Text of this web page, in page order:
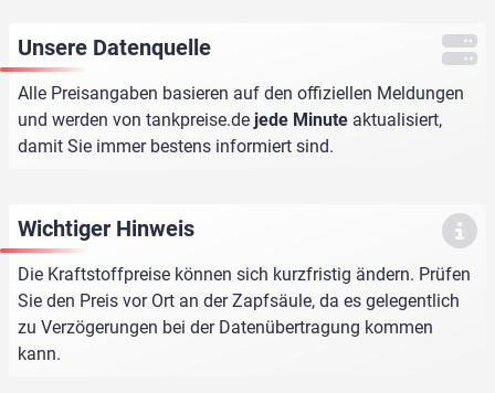
Unsere Datenquelle
Alle Preisangaben basieren auf den offiziellen Meldungen
und werden von tankpreise.de jede Minute aktualisiert,
damit Sie immer bestens informiert sind.
Wichtiger Hinweis
Die Kraftstoffpreise können sich kurzfristig ändern. Prüfen
Sie den Preis vor Ort an der Zapfsäule, da es gelegentlich
zu Verzögerungen bei der Datenübertragung kommen
kann.